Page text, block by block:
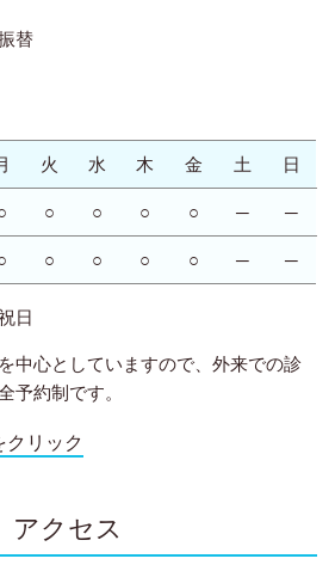
替
火 水 木 金 土 日
○ ○ ○ ○ ─ ─
○ ○ ○ ○ ─ ─
日
中心としていますので、外来での診
予約制です。
クリック
アクセス